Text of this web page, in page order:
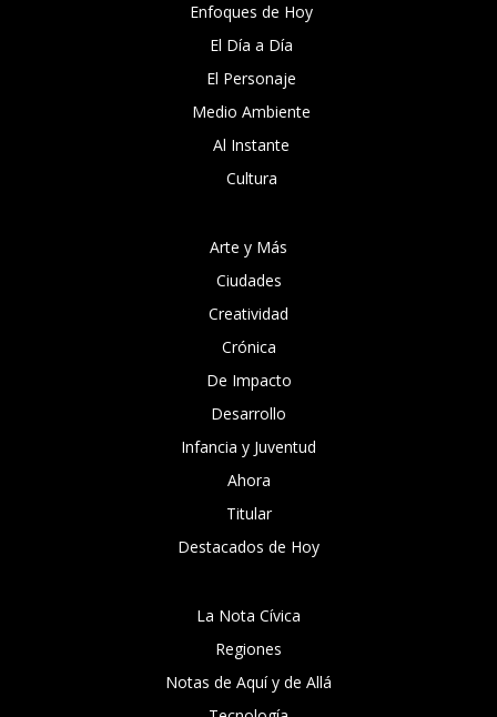
Enfoques de Hoy
El Día a Día
El Personaje
Medio Ambiente
Al Instante
Cultura
Arte y Más
Ciudades
Creatividad
Crónica
De Impacto
Desarrollo
Infancia y Juventud
Ahora
Titular
Destacados de Hoy
La Nota Cívica
Regiones
Notas de Aquí y de Allá